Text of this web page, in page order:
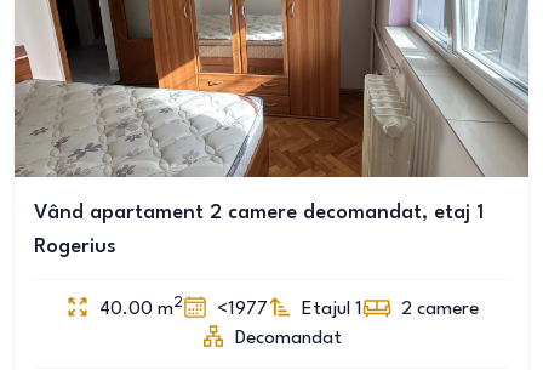
Vând apartament 2 camere decomandat, etaj 1
Rogerius
40.00 m2 <1977 Etajul 1 2 camere
Decomandat